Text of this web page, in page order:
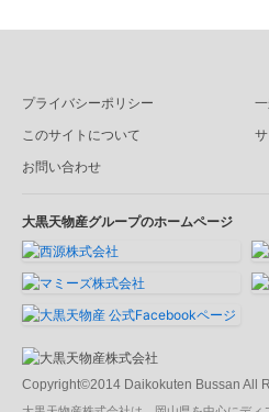
プライバシーポリシー
このサイトについて
お問い合わせ
大黒天物産グループのホームページ
Copyright©2014 Daikokuten Bussan All